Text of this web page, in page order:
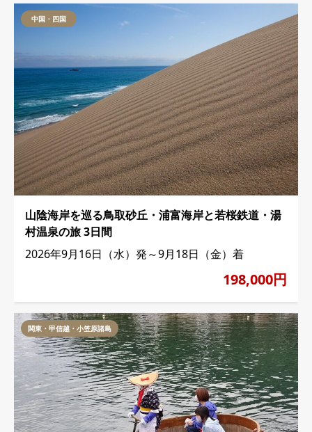
中国・四国
山陰海岸を巡る鳥取砂丘・浦富海岸と若桜鉄道・湯
村温泉の旅 3日間
2026年9月16日（水）発～9月18日（金）着
198,000円
関東・甲信越・小笠原諸島